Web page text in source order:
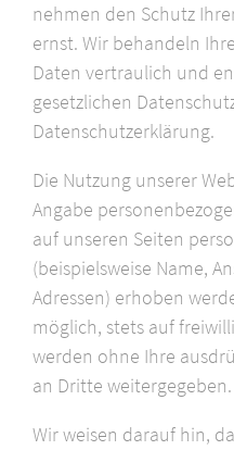
nehmen den Schutz
ernst. Wir behandeln
Daten vertraulich und
gesetzlichen
Datenschutzerklärung.
Die Nutzung unserer
Angabe
auf unseren Seiten
(beispielsweise Name,
Adressen) erhoben
möglich, stets auf
werden ohne Ihre
an Dritte weitergegeben.
Wir weisen darauf hin,